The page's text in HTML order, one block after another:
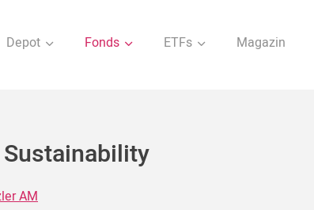
Depot Fonds ETFs Magazin
AM